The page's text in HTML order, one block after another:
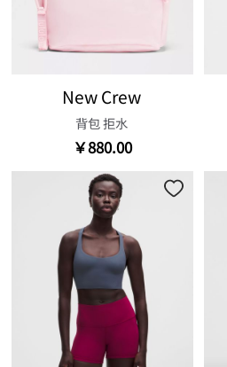
New Crew
背包 拒水
￥880.00